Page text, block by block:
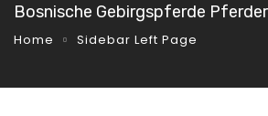
Bosnische Gebirgspferde
Home Sidebar Left Page